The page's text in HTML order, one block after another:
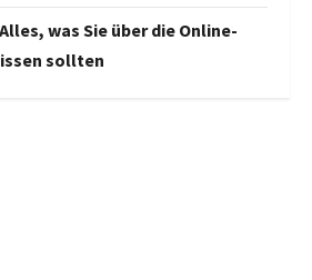
was Sie über die Online-
sollten